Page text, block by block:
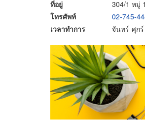
ที่อยู่
304/1 หมู่
โทรศัพท์
02-745-
เวลาทำการ
จันทร์-ศุกร์